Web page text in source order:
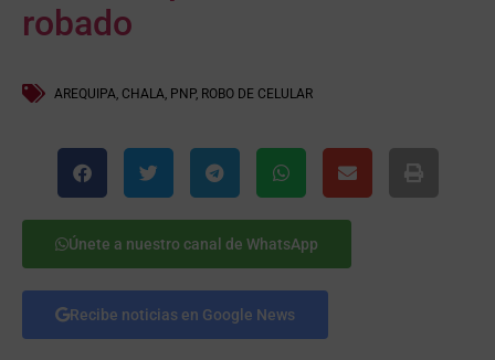
robado
AREQUIPA CHALA PNP, ROBO DE CELULAR
Únete a nuestro canal de WhatsApp
Recibe noticias en Google News